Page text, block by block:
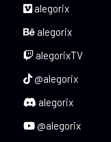
alegorix
alegorix
alegorixTV
@alegorix
alegorix
@alegorix